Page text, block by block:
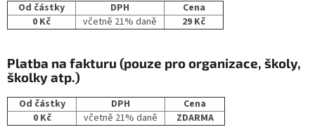
Od částky DPH
Cena
0 Kč
včetně 21% daně 29 Kč
Platba na fakturu (pouze pro organizace, školy,
školky atp.)
Od částky DPH
Cena
0 Kč
včetně 21% daně ZDARMA